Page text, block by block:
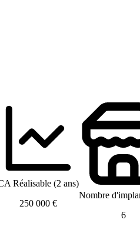
Réalisable (2 ans)
250 000 €
Nombre
6